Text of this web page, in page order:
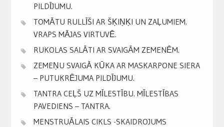
PILDĪJUMU.
TOMĀTU RULLĪŠI AR ŠĶIŅĶI UN ZAĻUMIEM.
VRAPS MĀJAS VIRTUVĒ.
RUKOLAS SALĀTI AR SVAIGĀM ZEMENĒM.
ZEMEŅU SVAIGĀ KŪKA AR MASKARPONE SIERA
– PUTUKRĒJUMA PILDĪJUMU.
TANTRA CEĻŠ UZ MĪLESTĪBU. MĪLESTĪBAS
PAVEDIENS – TANTRA.
MENSTRUĀLAIS CIKLS -SKAIDROJUMS